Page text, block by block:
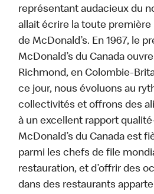
représentant audacieux du
allait écrire la toute première
de McDonald’s. En 1967, le
McDonald’s du Canada
Richmond, en Colombie-
ce jour, nous évoluons au
collectivités et offrons des
à un excellent rapport
McDonald’s du Canada est
parmi les chefs de file
restauration, et d’offrir des
dans des restaurants